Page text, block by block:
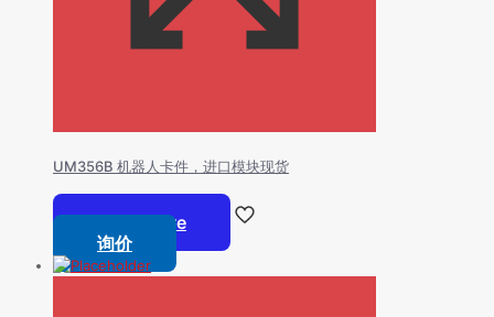
UM356B 机器人卡件，进口模块现货
Read more
询价